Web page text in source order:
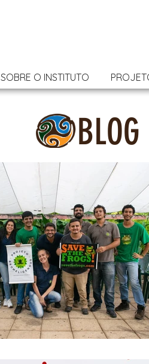
SOBRE O INSTITUTO